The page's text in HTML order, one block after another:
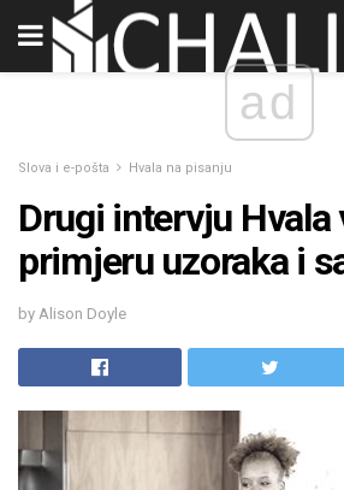
ad
Slova i e-pošta Hvala na pisanju
Drugi intervju Hvala
primjeru uzoraka i
by Alison Doyle